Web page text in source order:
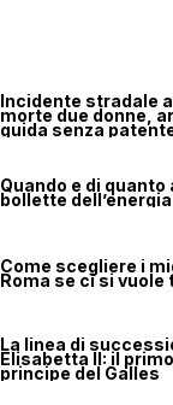
Incidente stradale
morte due donne,
guida senza
Quando e di
bollette
Come scegliere i
Roma se ci si
La linea di
Elisabetta II: il
principe del Galles